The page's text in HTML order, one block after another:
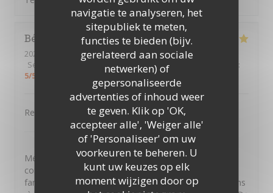
navigatie te analyseren, het
sitepubliek te meten,
functies te bieden (bijv.
gerelateerd aan sociale
netwerken) of
gepersonaliseerde
advertenties of inhoud weer
te geven. Klik op 'OK,
accepteer alle', 'Weiger alle'
of 'Personaliseer' om uw
voorkeuren te beheren. U
kunt uw keuzes op elk
moment wijzigen door op
Béatrice
2026-07-13
- 20:00 - Gasten 2
Service
Atmosfeer:5/5 Keuken:5
:
5/5
Repas excellent et service fait avec bienveillance
PTITS VENTRES DE TERRE heeft op deze
beoordeling gereageerd
Merci Béatrice d'avoir pris le temps de laisser un
commentaire ,nous souhaitons vous retrouver en
famille entre amis et partager des moments d'émotions